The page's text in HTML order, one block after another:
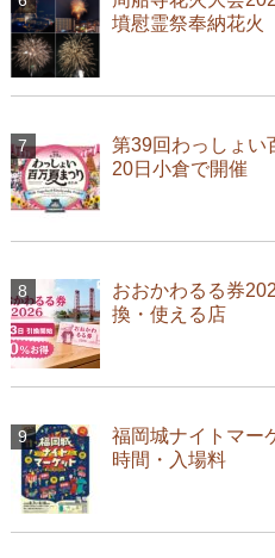
墳慰霊祭奉納花火
第39回わっしょい
20日小倉で開催
おおかわるる券
換・使える店
福岡城ナイトマー
時間・入場料